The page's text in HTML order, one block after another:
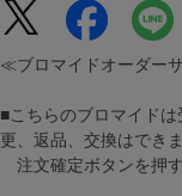
≪ブロマイドオーダー
■こちらのブロマイド
更、返品、交換はできま
注文確定ボタンを押